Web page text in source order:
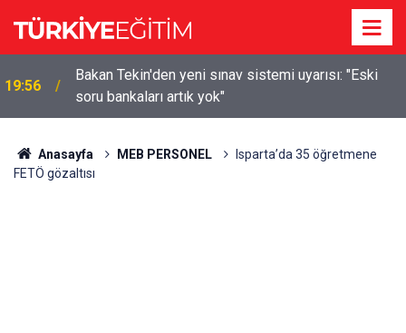
19:56
Bakan Tekin'den yeni sınav sistemi uyarısı: "Eski
soru bankaları artık yok"
Anasayfa MEB PERSONEL
Isparta’da 35 öğretmene
FETÖ gözaltısı